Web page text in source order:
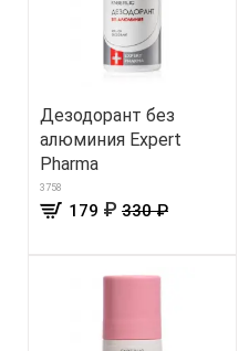
Дезодорант без
алюминия Expert
Pharma
3758
179 ₽ 330 ₽